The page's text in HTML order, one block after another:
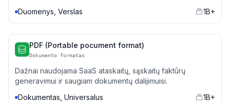
Duomenys, Verslas
1B+
PDF (Portable pocument format)
Dokumento formatas
Dažnai naudojama SaaS ataskaitų, sąskaitų faktūrų
generavimui ir saugiam dokumentų dalijimuisi.
Dokumentas, Universalus
1B+